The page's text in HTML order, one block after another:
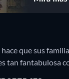
que sus
tan fantabulosa